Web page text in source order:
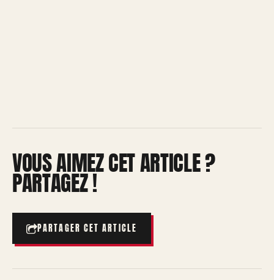
VOUS AIMEZ CET ARTICLE ?
PARTAGEZ !
PARTAGER CET ARTICLE